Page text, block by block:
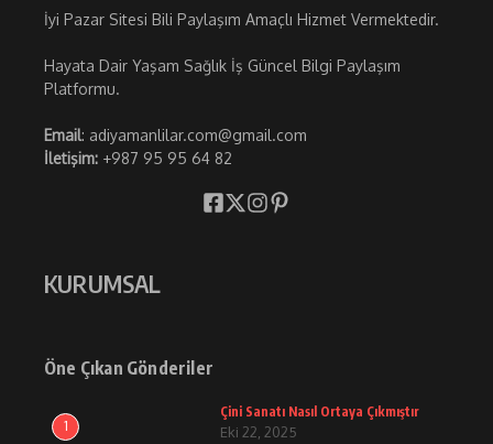
İyi Pazar Sitesi Bili Paylaşım Amaçlı Hizmet Vermektedir.
Hayata Dair Yaşam Sağlık İş Güncel Bilgi Paylaşım
Platformu.
Email: adiyamanlilar.com@gmail.com
İletişim: +987 95 95 64 82
KURUMSAL
Öne Çıkan Gönderiler
1
Çini Sanatı Nasıl Ortaya Çıkmıştır
Eki 22, 2025